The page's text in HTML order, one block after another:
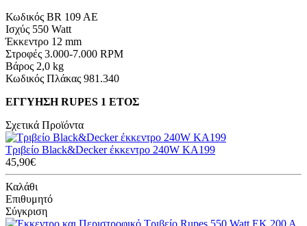
Κωδικός BR 109 AE
Ισχύς 550 Watt
Έκκεντρο 12 mm
Στροφές 3.000-7.000 RPM
Βάρος 2,0 kg
Κωδικός Πλάκας 981.340
ΕΓΓΥΗΣΗ RUPES 1 ΕΤΟΣ
Σχετικά Προϊόντα
Τριβείο Black&Decker έκκεντρο 240W KA199
45,90€
Καλάθι
Επιθυμητό
Σύγκριση